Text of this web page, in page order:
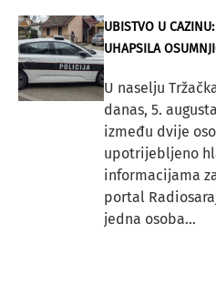
UBISTVO U
UHAPSILA
U naselju
danas, 5.
između dvije
upotrijebljeno
informacijama
portal
jedna osoba...